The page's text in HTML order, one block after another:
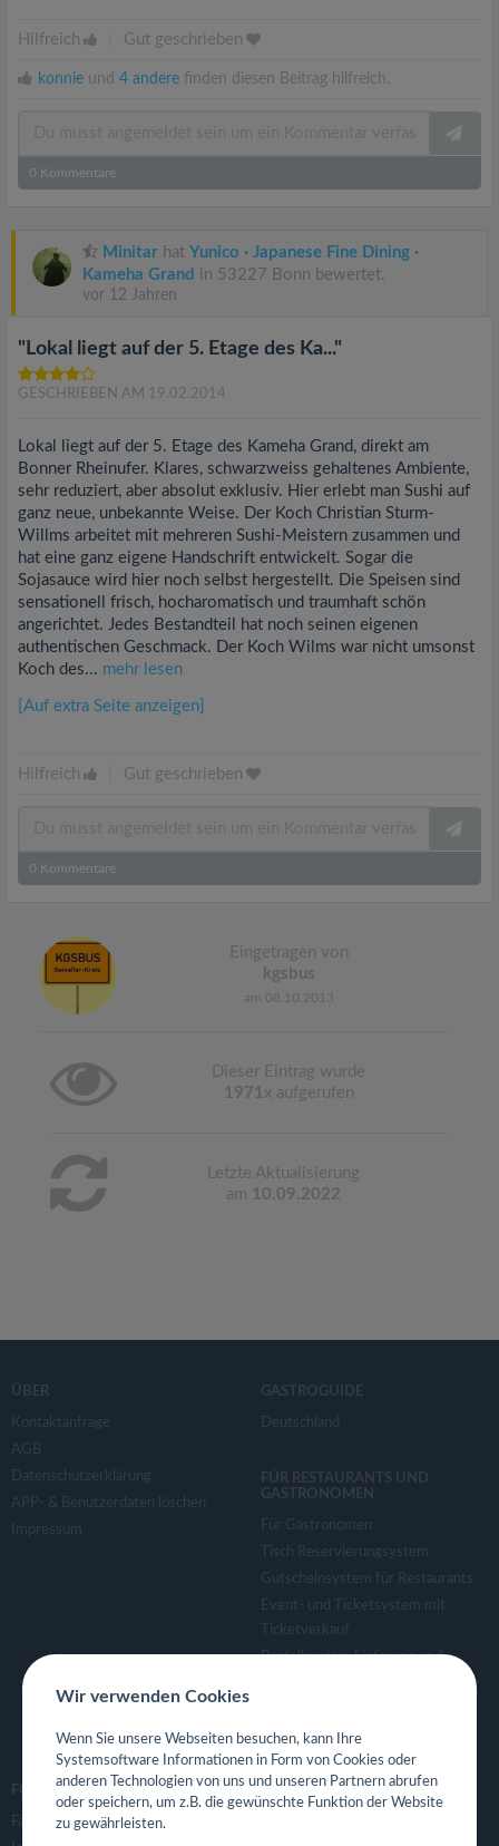
Hilfreich Gut geschrieben
konnie und 4 andere finden diesen Beitrag hilfreich.
0 Kommentare
Minitar hat Yunico · Japanese Fine Dining ·
Kameha Grand in 53227 Bonn bewertet.
vor 12 Jahren
"Lokal liegt auf der 5. Etage des Ka..."
GESCHRIEBEN AM 19.02.2014
Lokal liegt auf der 5. Etage des Kameha Grand, direkt am
Bonner Rheinufer. Klares, schwarzweiss gehaltenes Ambiente,
sehr reduziert, aber absolut exklusiv. Hier erlebt man Sushi auf
ganz neue, unbekannte Weise. Der Koch Christian Sturm-
Willms arbeitet mit mehreren Sushi-Meistern zusammen und
hat eine ganz eigene Handschrift entwickelt. Sogar die
Sojasauce wird hier noch selbst hergestellt. Die Speisen sind
sensationell frisch, hocharomatisch und traumhaft schön
angerichtet. Jedes Bestandteil hat noch seinen eigenen
authentischen Geschmack. Der Koch Wilms war nicht umsonst
Koch des... mehr lesen
[Auf extra Seite anzeigen]
Hilfreich Gut geschrieben
0 Kommentare
Eingetragen von
kgsbus
am 08.10.2013
Dieser Eintrag wurde
1971 x aufgerufen
Letzte Aktualisierung
am 10.09.2022
ÜBER
Kontaktanfrage
AGB
Datenschutzerklärung
APP- & Benutzerdaten löschen
Impressum
GASTROGUIDE
Deutschland
FÜR RESTAURANTS UND
GASTRONOMEN
Für Gastronomen
Tisch Reservierungsystem
Gutscheinsystem für Restaurants
Event- und Ticketsystem mit
Ticketverkauf
Bestellsystem Lieferung und
Eigene App für Restaurant
FOLGE UNS
Facebook
Wir verwenden Cookies
Wenn Sie unsere Webseiten besuchen, kann Ihre
Systemsoftware Informationen in Form von Cookies oder
anderen Technologien von uns und unseren Partnern abrufen
oder speichern, um z.B. die gewünschte Funktion der Website
zu gewährleisten.